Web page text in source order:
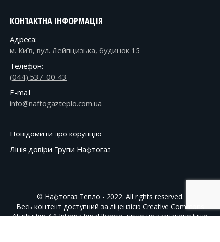
КОНТАКТНА ІНФОРМАЦІЯ
Адреса:
м. Київ, вул. Лейпцизька, будинок 15
Телефон:
(044) 537-00-43
E-mail
info@naftogazteplo.com.ua
Повідомити про корупцію
Лінія довіри Групи Нафтогаз
© Нафтогаз Тепло - 2022. All rights reserved.
Весь контент доступний за ліцензією Creative Commons
Attribution 4.0 Internationallicense, якщо не зазначено інше